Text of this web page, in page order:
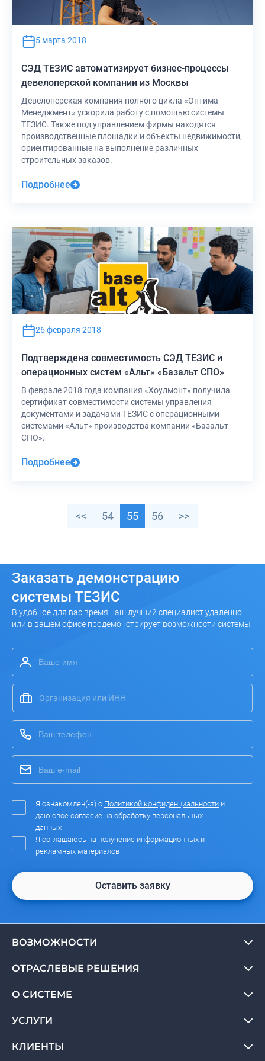
5 марта 2018
СЭД ТЕЗИС автоматизирует бизнес-процессы
девелоперской компании из Москвы
Девелоперская компания полного цикла «Оптима
Менеджмент» ускорила работу с помощью системы
ТЕЗИС. Также под управлением фирмы находятся
производственные площадки и объекты недвижимости,
ориентированные на выполнение различных
строительных заказов.
Подробнее
26 февраля 2018
Подтверждена совместимость СЭД ТЕЗИС и
операционных систем «Альт» «Базальт СПО»
В феврале 2018 года компания «Хоулмонт» получила
сертификат совместимости системы управления
документами и задачами ТЕЗИС с операционными
системами «Альт» производства компании «Базальт
СПО».
Подробнее
<< 54 55 56 >>
Заказать демонстрацию
системы ТЕЗИС
В удобное для вас время наш лучший специалист удаленно
или в вашем офисе продемонстрирует возможности системы
Я ознакомлен(-а) с Политикой конфиденциальности и
даю свое согласие на обработку персональных
данных
Я соглашаюсь на получение информационных и
рекламных материалов
Оставить заявку
ВОЗМОЖНОСТИ
ОТРАСЛЕВЫЕ РЕШЕНИЯ
О СИСТЕМЕ
УСЛУГИ
КЛИЕНТЫ